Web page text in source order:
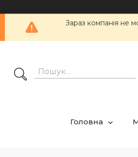
Зараз компанія не
Головна